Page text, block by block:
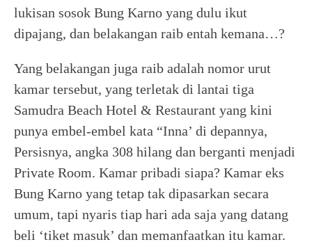
lukisan sosok Bung Karno yang dulu ikut
dipajang, dan belakangan raib entah kemana…?
Yang belakangan juga raib adalah nomor urut
kamar tersebut, yang terletak di lantai tiga
Samudra Beach Hotel & Restaurant yang kini
punya embel-embel kata “Inna’ di depannya,
Persisnya, angka 308 hilang dan berganti menjadi
Private Room. Kamar pribadi siapa? Kamar eks
Bung Karno yang tetap tak dipasarkan secara
umum, tapi nyaris tiap hari ada saja yang datang
beli ‘tiket masuk’ dan memanfaatkan itu kamar.